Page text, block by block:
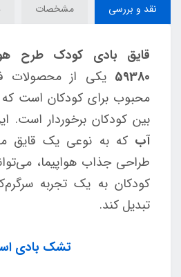
نقد و بررسی مشخصات
قایق بادی کودک طرح
59380 یکی از محصولات
محبوب برای کودکان است
بین کودکان برخوردار است.
آب که به نوعی یک قایق
طراحی جذاب هواپیما،
کودکان به یک تجربه
تبدیل کند.
تشک بادی